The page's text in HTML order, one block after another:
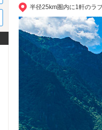
半径25km圏内に1軒のラ